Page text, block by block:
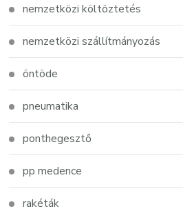
nemzetközi költöztetés
nemzetközi szállítmányozás
öntöde
pneumatika
ponthegesztő
pp medence
rakéták